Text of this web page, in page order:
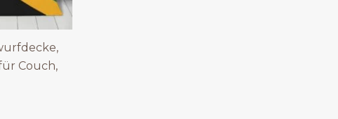
Couch,